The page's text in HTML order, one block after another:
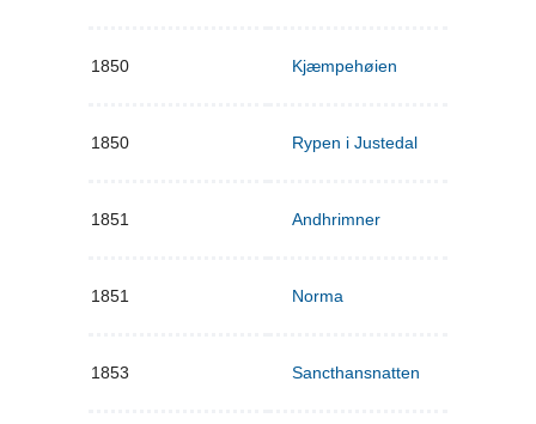
1850 Kjæmpehøien
1850 Rypen i Justedal
1851 Andhrimner
1851 Norma
1853 Sancthansnatten